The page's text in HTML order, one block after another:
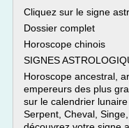
Cliquez sur le signe
Dossier complet
Horoscope chinois
SIGNES
Horoscope ancestral,
empereurs des plus
sur le calendrier
Serpent, Cheval,